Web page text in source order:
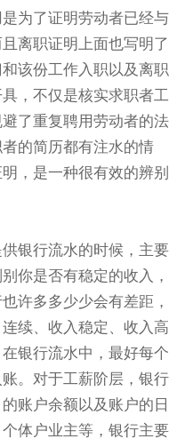
为了证明劳动者已经与
离职证明上面也写明了
该份工作入职以及离职
，不仅是核实求职者工
了重复聘用劳动者的法
的简历都有注水的情
，是一种很有效的辨别
银行流水的时候，主要
你是否有稳定的收入，
许多多少少会有差距，
续、收入稳定、收入高
银行流水中，最好每个
。对于工薪阶层，银行
账户余额以及账户的日
体户业主等，银行主要